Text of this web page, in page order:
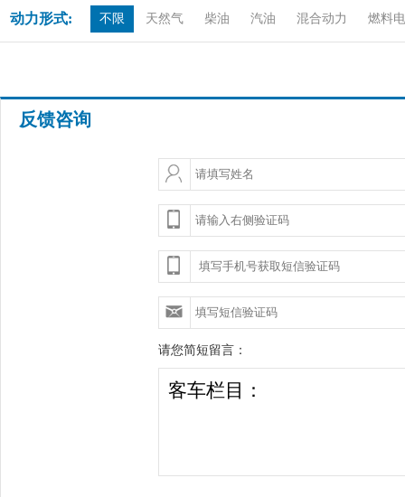
动力形式: 不限 天然气 柴油 汽油 混合动力 燃料
反馈咨询
请您简短留言：